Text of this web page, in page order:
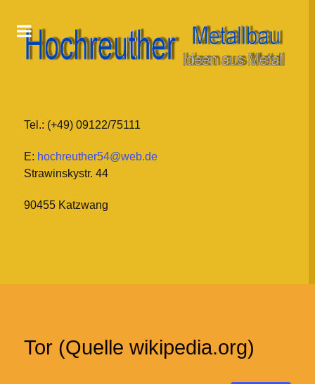
Tel.: (+49) 09122/75111
E: hochreuther54@web.de
Strawinskystr. 44
90455 Katzwang
Tor (Quelle wikipedia.org)